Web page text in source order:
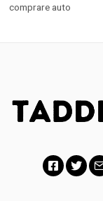
comprare auto